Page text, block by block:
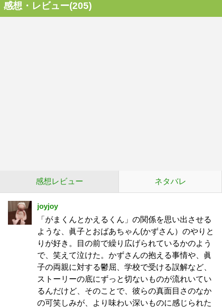
感想・レビュー(205)
感想レビュー ネタバレ
joyjoy
「がまくんとかえるくん」の関係を思い出させる
ような、眞子とおばあちゃん(かずさん）のやりと
りが好き。目の前で繰り広げられているかのよう
で、笑えて泣けた。かずさんの抱える事情や、眞
子の両親に対する鬱屈、学校で受ける誤解など、
ストーリーの底にずっと切ないものが流れいてい
るんだけど、そのことで、彼らの真面目さのなか
の可笑しみが、より味わい深いものに感じられた